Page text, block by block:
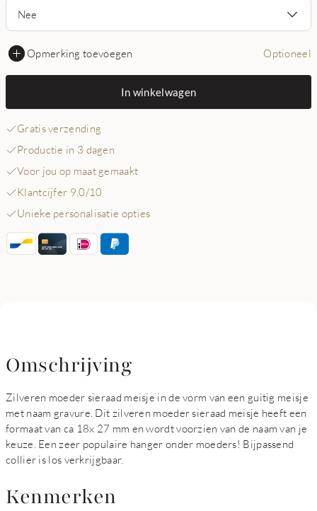
Nee
Opmerking toevoegen Optioneel
In winkelwagen
Gratis verzending
Productie in 3 dagen
Voor jou op maat gemaakt
Klantcijfer 9,0/10
Unieke personalisatie opties
Omschrijving
Zilveren moeder sieraad meisje in de vorm van een guitig meisje
met naam gravure. Dit zilveren moeder sieraad meisje heeft een
formaat van ca 18x 27 mm en wordt voorzien van de naam van je
keuze. Een zeer populaire hanger onder moeders! Bijpassend
collier is los verkrijgbaar.
Kenmerken